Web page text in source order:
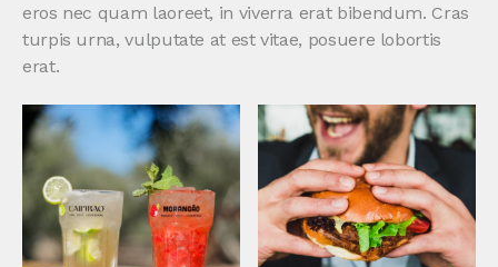
eros nec quam laoreet, in viverra erat bibendum. Cras
turpis urna, vulputate at est vitae, posuere lobortis
erat.